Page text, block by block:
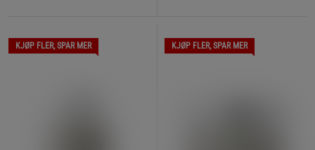
KJØP FLER, SPAR MER KJØP FLER, SPAR MER